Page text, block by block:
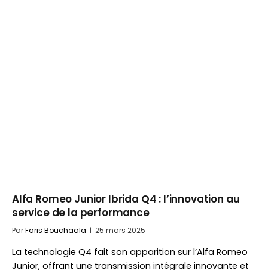
Alfa Romeo Junior Ibrida Q4 : l’innovation au
service de la performance
ParFaris Bouchaala 25 mars 2025
La technologie Q4 fait son apparition sur l’Alfa Romeo
Junior, offrant une transmission intégrale innovante et